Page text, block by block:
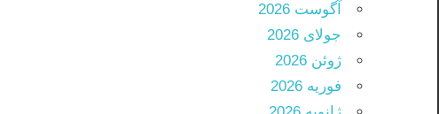
آگوست 2026
جولای 2026
ژوئن 2026
فوریه 2026